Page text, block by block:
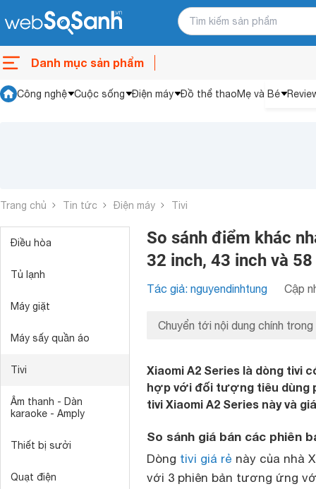
Danh mục sản phẩm
Công nghệ Cuộc sống Điện máy Đồ thể thaoMẹ và Bé
Trang chủ Tin tức Điện máy Tivi
Điều hòa
Tủ lạnh
Máy giặt
Máy sấy quần áo
Tivi
Âm thanh - Dàn
karaoke - Amply
Thiết bị sưởi
Quạt điện
So sánh điểm khác
32 inch, 43 inch và
Tác giả: nguyendinhtung Cập
Chuyển tới nội dung chính trong
Xiaomi A2 Series là dòng tivi
hợp với đối tượng tiêu dùng
tivi Xiaomi A2 Series này và
So sánh giá bán các phiên
Dòng tivi giá rẻ này của nhà
với 3 phiên bản tương ứng